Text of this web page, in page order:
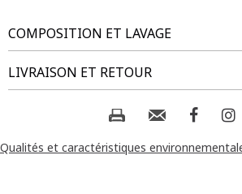
COMPOSITION ET LAVAGE
Tissu principal : 90% POLYESTER, 10%
Composition et lavage :
LIVRAISON ET RETOUR
NOS MODES DE LIVRAISON
Livraison Magasin :
Qualités et caractéristiques